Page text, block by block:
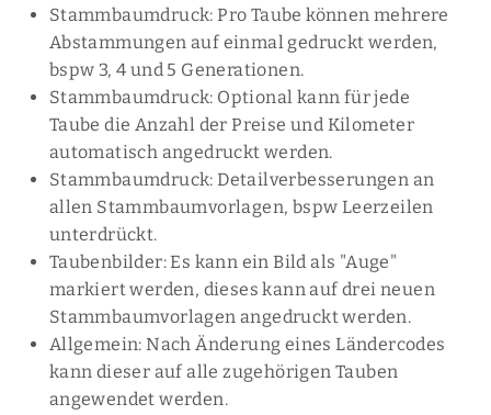
Stammbaumdruck: Pro Taube können mehrere
Abstammungen auf einmal gedruckt werden,
bspw 3, 4 und 5 Generationen.
Stammbaumdruck: Optional kann für jede
Taube die Anzahl der Preise und Kilometer
automatisch angedruckt werden.
Stammbaumdruck: Detailverbesserungen an
allen Stammbaumvorlagen, bspw Leerzeilen
unterdrückt.
Taubenbilder: Es kann ein Bild als "Auge"
markiert werden, dieses kann auf drei neuen
Stammbaumvorlagen angedruckt werden.
Allgemein: Nach Änderung eines Ländercodes
kann dieser auf alle zugehörigen Tauben
angewendet werden.